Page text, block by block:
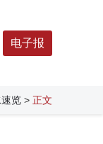
电子报
览 > 正文